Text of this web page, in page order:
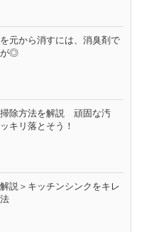
元から消すには、消臭剤で
が◎
除方法を解説 頑固な汚
キリ落とそう！
説＞キッチンシンクをキレ